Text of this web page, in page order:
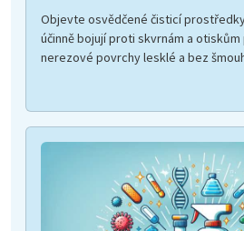
Objevte osvědčené čisticí
účinně bojují proti skvrnám a
nerezové povrchy lesklé a bez